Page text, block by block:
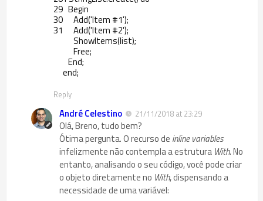
29
30
31
Begin
Add('Item #1');
Add('Item #2');
ShowItems(list);
Free;
End;
end;
Reply
André Celestino 21/11/2018 at 23:29
Olá, Breno, tudo bem?
Ótima pergunta. O recurso de inline variables
infelizmente não contempla a estrutura With. No
entanto, analisando o seu código, você pode criar
o objeto diretamente no With, dispensando a
necessidade de uma variável: